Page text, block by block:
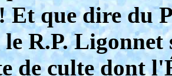
Et que dire du
le R.P.
de culte dont